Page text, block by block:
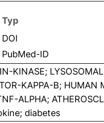
Typ
DOI
PubMed-ID
KINASE;
KAPPA-B; HUMAN
ALPHA;
diabetes